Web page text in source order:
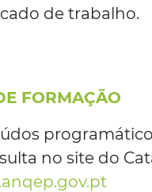
de trabalho.
FORMAÇÃO
no site do